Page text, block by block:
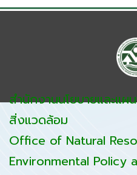
สำนักงานนโยบายและแผ
สิ่งแวดล้อม
Office of Natural
Environmental Policy